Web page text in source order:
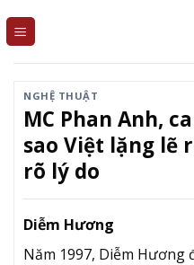
NGHỆ THUẬT
MC Phan Anh,
sao Việt lặng lẽ
rõ lý do
Diễm Hương
Năm 1997, Diễm Hương